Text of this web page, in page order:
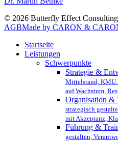
© 2026 Butterfly Effect
AGBMade by CARON &
Close
Menu
Startseite
Leistungen
Schwerpunkte
Strategie &
Mittelstand, KMU
auf Wachstum,
Organisation &
strategisch
mit Akzeptanz,
Führung &
gestalten,